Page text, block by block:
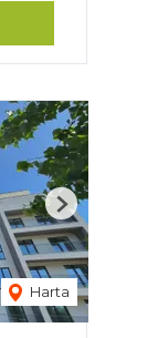
Harta
Next